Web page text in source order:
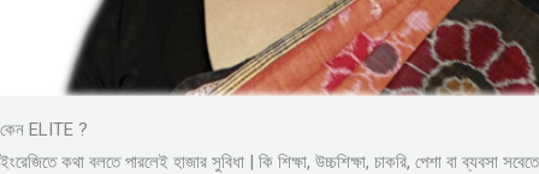
কেন ELITE ?
ইংরেজিতে কথা বলতে পারলেই হাজার সুবিধা | কি শিক্ষা, উচ্চশিক্ষা, চাকরি, পেশা বা ব্যবসা সবেতে